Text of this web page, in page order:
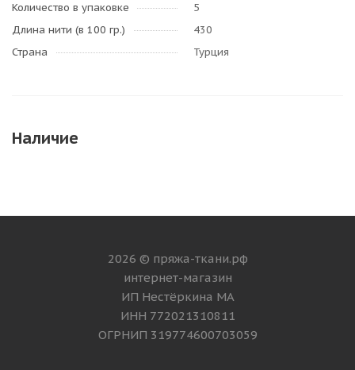
Количество в упаковке
5
Длина нити (в 100 гр.)
430
Страна
Турция
Наличие
2026 © пряжа-ткани.рф
интернет-магазин
ИП Нестёркина МА
ИНН 772021310811
ОГРНИП 319774600703059